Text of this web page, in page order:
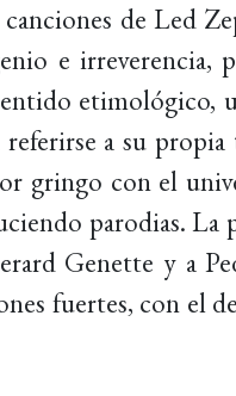
de Led
e irreverencia,
etimológico,
a su
gringo con el
parodias.
Genette y a
fuertes, con el